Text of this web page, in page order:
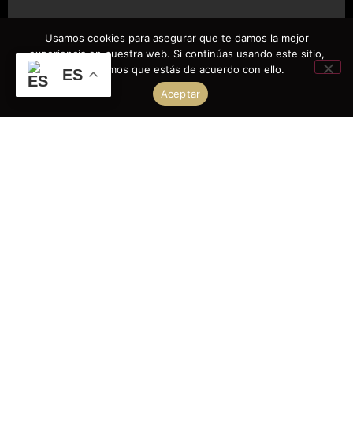
ES
Usamos cookies para asegurar que te damos la mejor
experiencia en nuestra web. Si continúas usando este sitio,
asumiremos que estás de acuerdo con ello.
Aceptar